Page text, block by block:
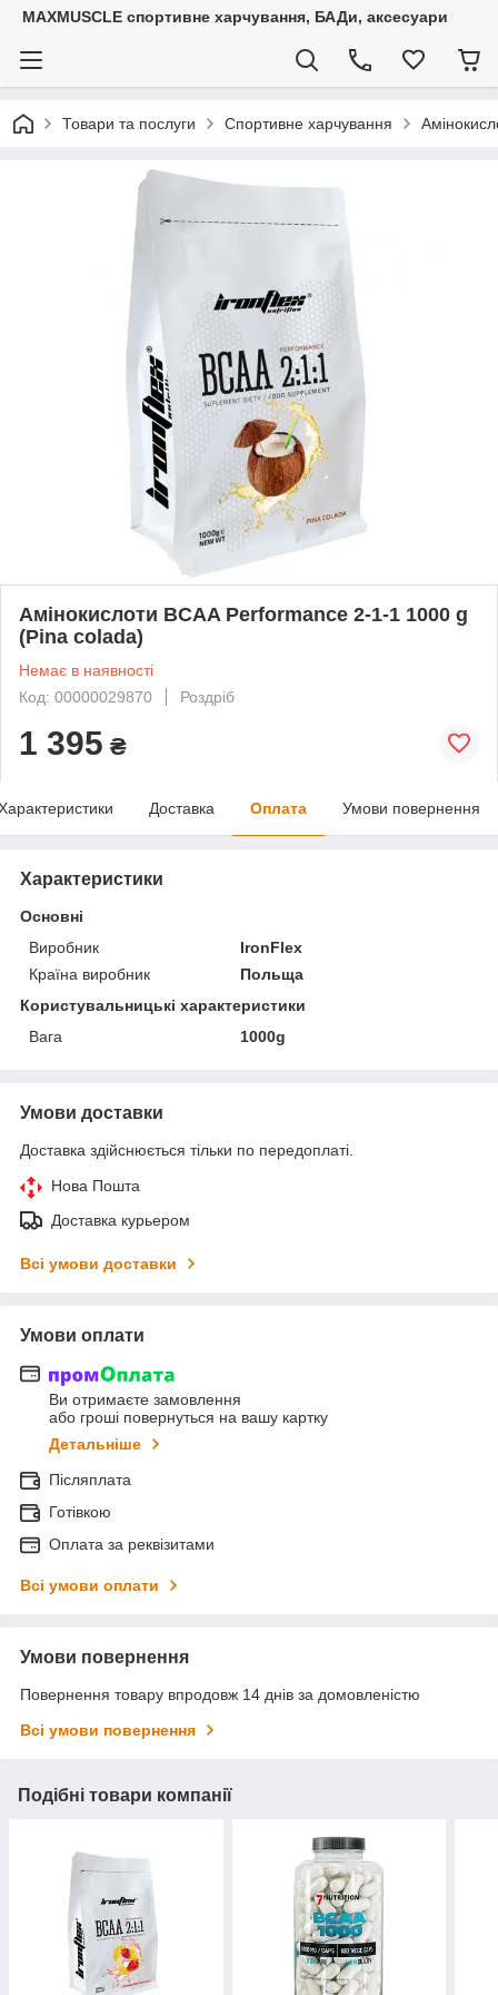
MAXMUSCLE спортивне харчування, БАДи, аксесуари
Товари та послуги Спортивне харчування
Амінокислоти BCAA Performance 2-1-1 1000 g
(Pina colada)
Немає в наявності
Код: 00000029870
Роздріб
1 395 ₴
Доставка Оплата Умови повернення
Характеристики
Основні
Виробник
IronFlex
Країна виробник
Польща
Користувальницькі характеристики
Вага
1000g
Умови доставки
Доставка здійснюється тільки по передоплаті.
Нова Пошта
Доставка курьером
Всі умови доставки
Умови оплати
Ви отримаєте замовлення
або гроші повернуться на вашу картку
Детальніше
Післяплата
Готівкою
Оплата за реквізитами
Всі умови оплати
Умови повернення
Повернення товару впродовж 14 днів за домовленістю
Всі умови повернення
Подібні товари компанії